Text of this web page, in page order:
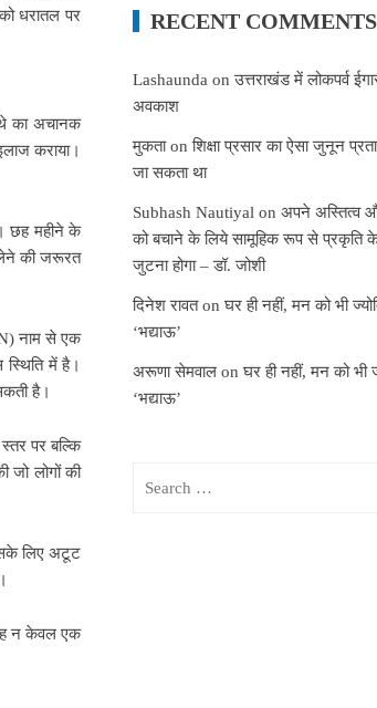
धरातल पर
का अचानक
कराया।
छह महीने के
लेने की जरूरत
नाम से एक
में है।
है।
पर बल्कि
जो लोगों की
लिए अटूट
न केवल एक
RECENT COMMENTS
Lashaunda onउत्तराखंड में लोकपर्व
अवकाश
मुकताonशिक्षा प्रसार का ऐसा जुनून
जा सकता था
Subhash Nautiyal onअपने अस्तित्व
को बचाने के लिये सामूहिक रूप से प्रकृति
जुटना होगा – डॉ. जोशी
दिनेश रावतonघर ही नहीं, मन को भी
‘भद्याऊ’
अरूणा सेमवाल onघर ही नहीं, मन को भी
‘भद्याऊ’